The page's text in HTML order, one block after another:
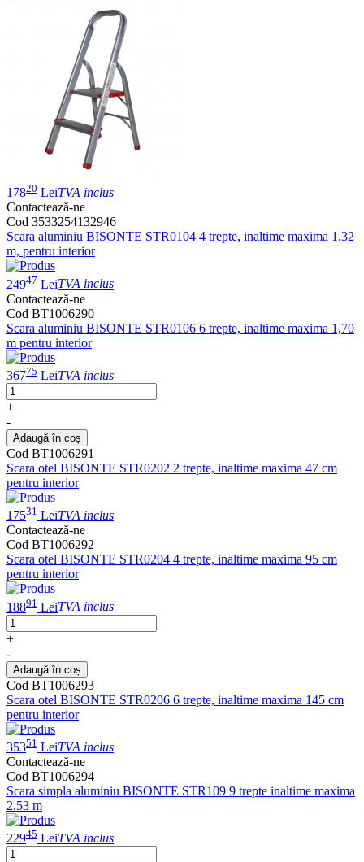
17820 LeiTVA inclus
Contactează-ne
Cod 3533254132946
Scara aluminiu BISONTE STR0104 4 trepte, inaltime maxima 1,32
m, pentru interior
24947 LeiTVA inclus
Contactează-ne
Cod BT1006290
Scara aluminiu BISONTE STR0106 6 trepte, inaltime maxima 1,70
m pentru interior
36775 LeiTVA inclus
+
-
Adaugă în coș
Cod BT1006291
Scara otel BISONTE STR0202 2 trepte, inaltime maxima 47 cm
pentru interior
17531 LeiTVA inclus
Contactează-ne
Cod BT1006292
Scara otel BISONTE STR0204 4 trepte, inaltime maxima 95 cm
pentru interior
18891 LeiTVA inclus
+
-
Adaugă în coș
Cod BT1006293
Scara otel BISONTE STR0206 6 trepte, inaltime maxima 145 cm
pentru interior
35351 LeiTVA inclus
Contactează-ne
Cod BT1006294
Scara simpla aluminiu BISONTE STR109 9 trepte inaltime maxima
2.53 m
22945 LeiTVA inclus